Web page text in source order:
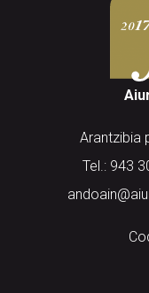
Arantzibia
Tel.: 943